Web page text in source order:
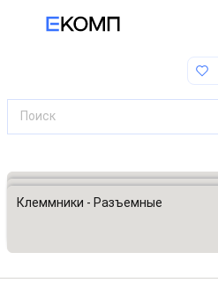
Все категории
Разъемы, соединители
Клеммники - Разъемные